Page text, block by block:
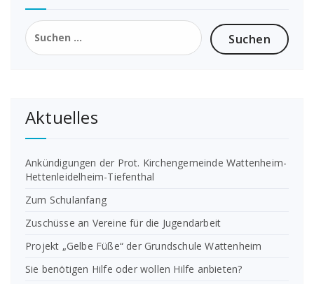
Suchen
nach:
Aktuelles
Ankündigungen der Prot. Kirchengemeinde Wattenheim-
Hettenleidelheim-Tiefenthal
Zum Schulanfang
Zuschüsse an Vereine für die Jugendarbeit
Projekt „Gelbe Füße“ der Grundschule Wattenheim
Sie benötigen Hilfe oder wollen Hilfe anbieten?